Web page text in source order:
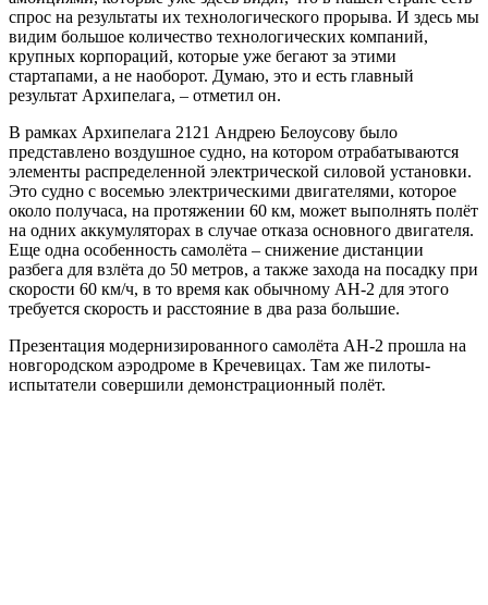
спрос на результаты их технологического прорыва. И здесь мы
видим большое количество технологических компаний,
крупных корпораций, которые уже бегают за этими
стартапами, а не наоборот. Думаю, это и есть главный
результат Архипелага, – отметил он.
В рамках Архипелага 2121 Андрею Белоусову было
представлено воздушное судно, на котором отрабатываются
элементы распределенной электрической силовой установки.
Это судно с восемью электрическими двигателями, которое
около получаса, на протяжении 60 км, может выполнять полёт
на одних аккумуляторах в случае отказа основного двигателя.
Еще одна особенность самолёта – снижение дистанции
разбега для взлёта до 50 метров, а также захода на посадку при
скорости 60 км/ч, в то время как обычному АН-2 для этого
требуется скорость и расстояние в два раза большие.
Презентация модернизированного самолёта АН-2 прошла на
новгородском аэродроме в Кречевицах. Там же пилоты-
испытатели совершили демонстрационный полёт.